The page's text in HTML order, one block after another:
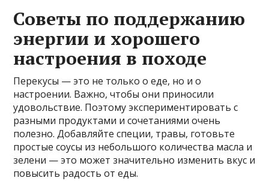
Советы по поддержанию
энергии и хорошего
настроения в походе
Перекусы — это не только о еде, но и о
настроении. Важно, чтобы они приносили
удовольствие. Поэтому экспериментировать с
разными продуктами и сочетаниями очень
полезно. Добавляйте специи, травы, готовьте
простые соусы из небольшого количества масла и
зелени — это может значительно изменить вкус и
повысить радость от еды.